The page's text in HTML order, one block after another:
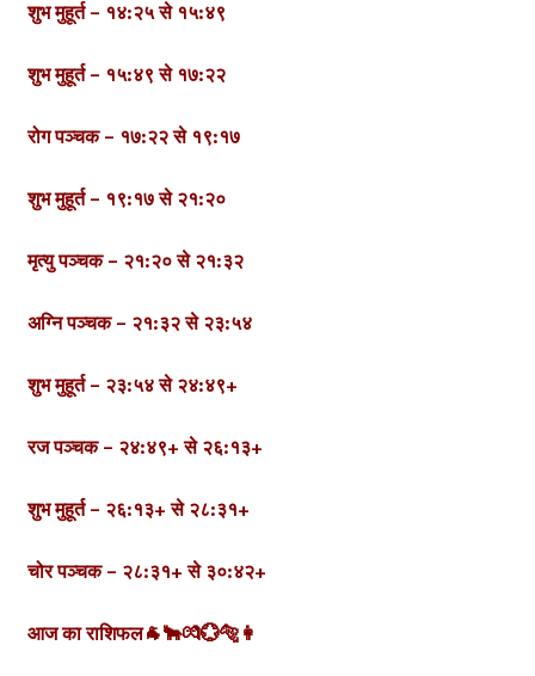
शुभ मुहूर्त – १४:२५ से १५:४९
शुभ मुहूर्त – १५:४९ से १७:२२
रोग पञ्चक – १७:२२ से १९:१७
शुभ मुहूर्त – १९:१७ से २१:२०
मृत्यु पञ्चक – २१:२० से २१:३२
अग्नि पञ्चक – २१:३२ से २३:५४
शुभ मुहूर्त – २३:५४ से २४:४९+
रज पञ्चक – २४:४९+ से २६:१३+
शुभ मुहूर्त – २६:१३+ से २८:३१+
चोर पञ्चक – २८:३१+ से ३०:४२+
आज का राशिफल🐐🐂💏💮🐅👩